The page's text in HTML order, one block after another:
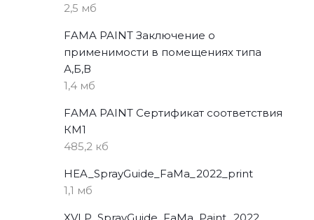
2,5 мб
FAMA PAINT Заключение о
применимости в помещениях типа
А,Б,В
1,4 мб
FAMA PAINT Сертификат соответствия
КМ1
485,2 кб
HEA_SprayGuide_FaMa_2022_print
1,1 мб